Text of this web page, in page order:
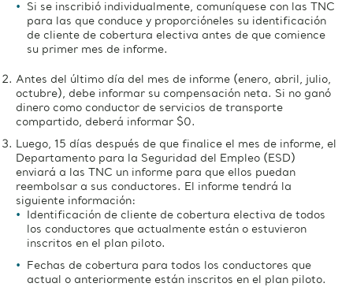
Si se inscribió individualmente, comuníquese con las TNC
para las que conduce y proporcióneles su identificación
de cliente de cobertura electiva antes de que comience
su primer mes de informe.
Antes del último día del mes de informe (enero, abril, julio,
octubre), debe informar su compensación neta. Si no ganó
dinero como conductor de servicios de transporte
compartido, deberá informar $0.
Luego, 15 días después de que finalice el mes de informe, el
Departamento para la Seguridad del Empleo (ESD)
enviará a las TNC un informe para que ellos puedan
reembolsar a sus conductores. El informe tendrá la
siguiente información:
Identificación de cliente de cobertura electiva de todos
los conductores que actualmente están o estuvieron
inscritos en el plan piloto.
Fechas de cobertura para todos los conductores que
actual o anteriormente están inscritos en el plan piloto.